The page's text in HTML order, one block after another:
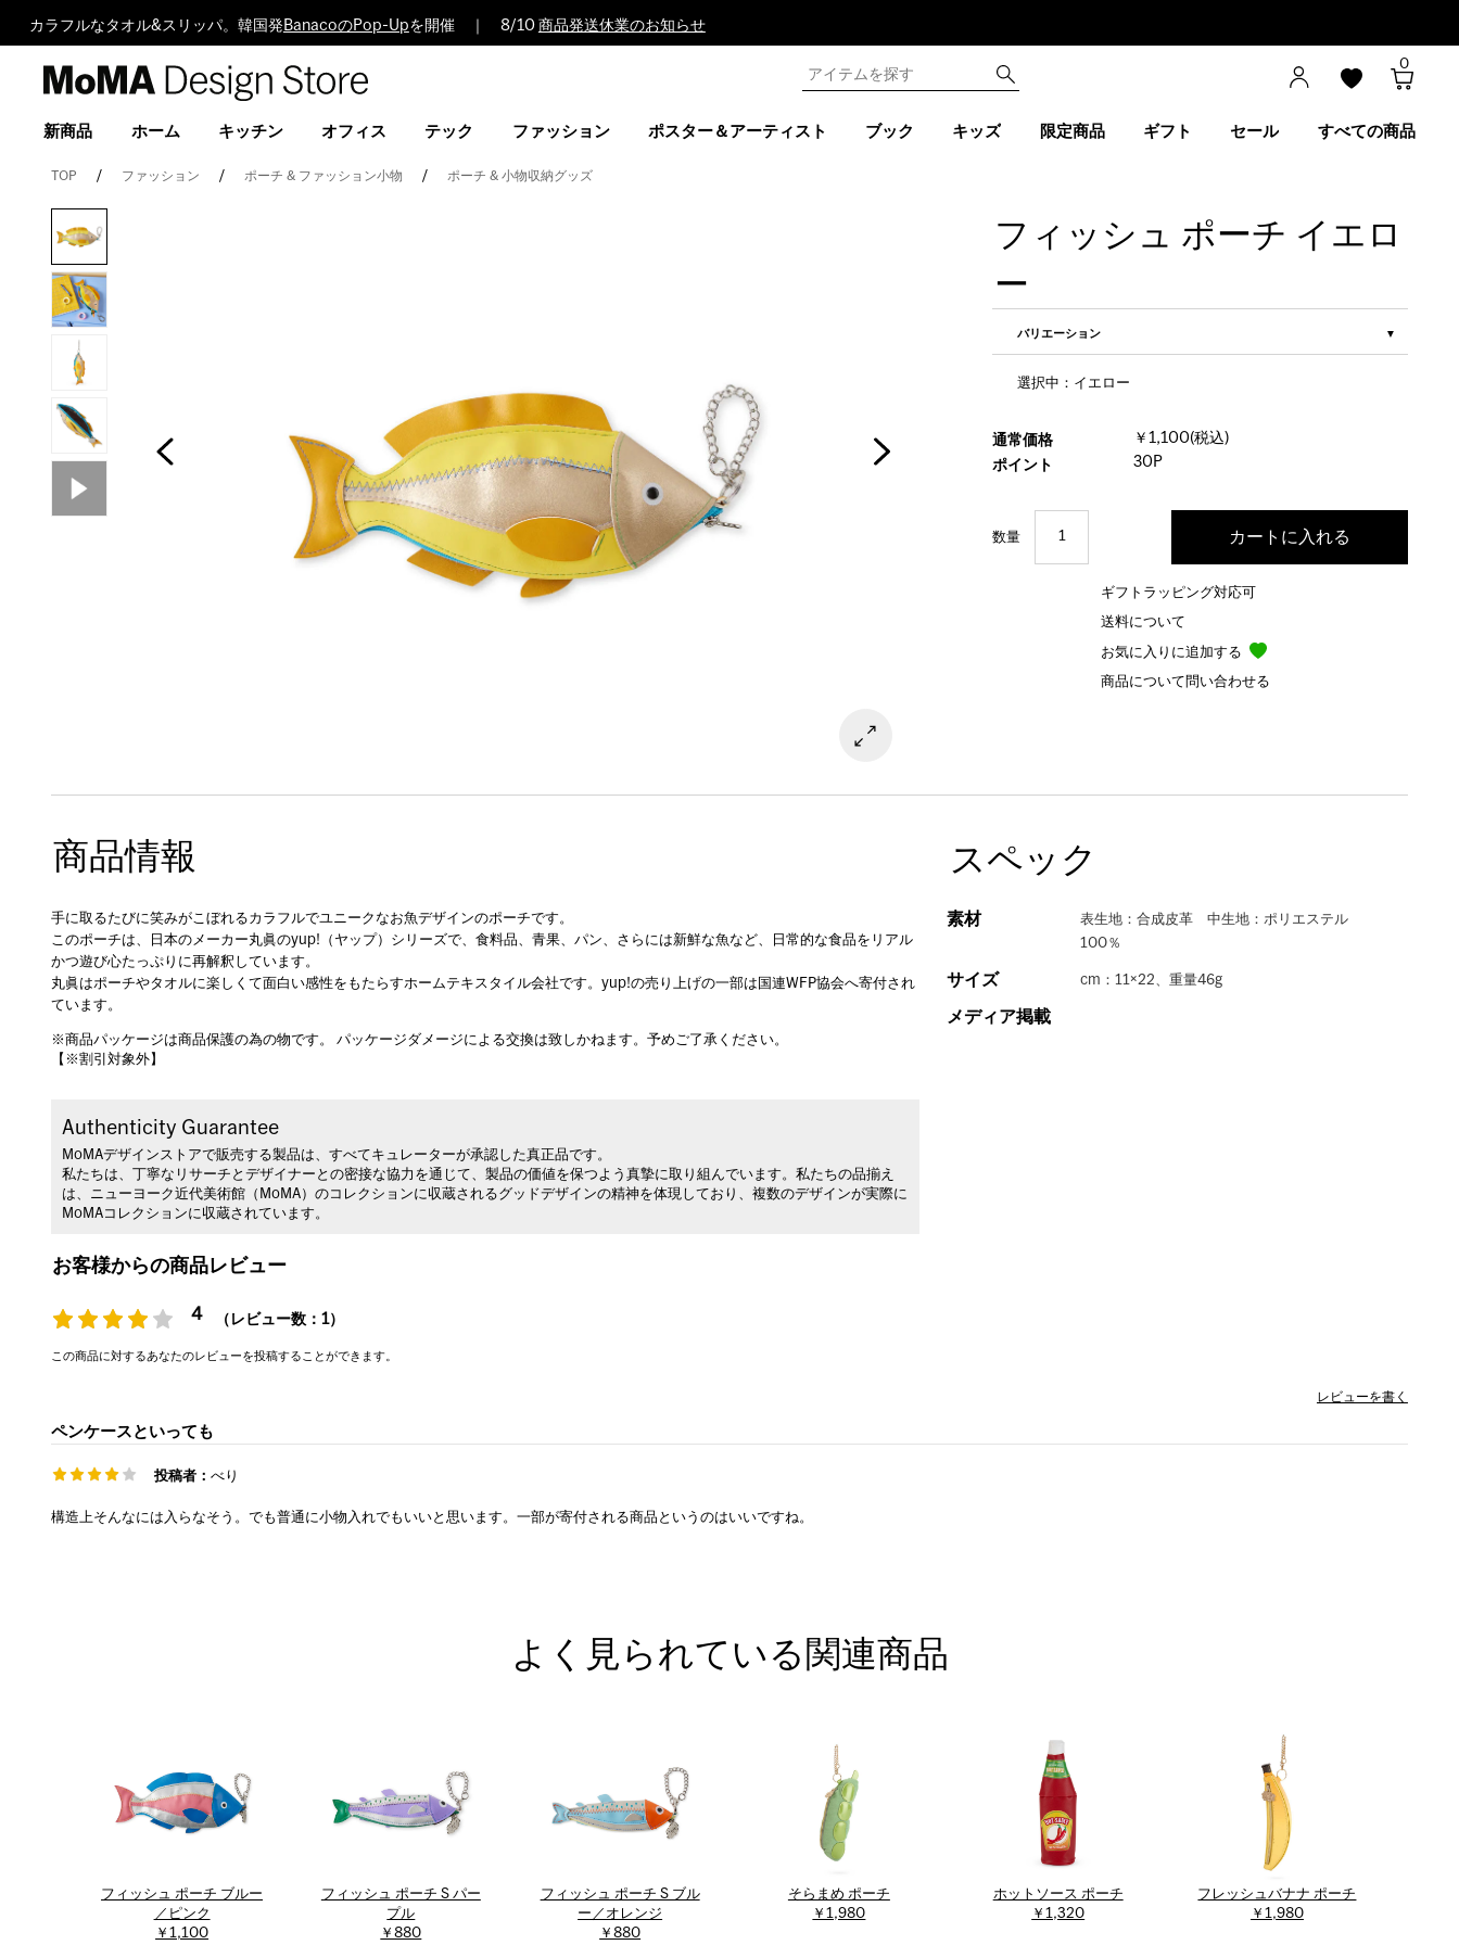
カラフルなタオル&スリッパ。韓国発 BanacoのPop-Upを開催 ｜ 8/10 商品発送休業のお知らせ
Design
0
新商品 ホーム キッチン オフィス テック ファッション ポスター＆アーティスト ブック キッズ 限定商品 ギフト セール すべての商品
TOP ファッション ポーチ & ファッション小物 ポーチ & 小物収納グッズ
フィッシュ ポーチ イエロ
ー
バリエーション
選択中：イエロー
通常価格
￥1,100(税込)
ポイント
30P
数量
ギフトラッピング対応可
送料について
お気に入りに追加する
商品について問い合わせる
商品情報
手に取るたびに笑みがこぼれるカラフルでユニークなお魚デザインのポーチです。
このポーチは、日本のメーカー丸眞のyup!（ヤップ）シリーズで、食料品、青果、パン、さらには新鮮な魚など、日常的な食品をリアル
かつ遊び心たっぷりに再解釈しています。
丸眞はポーチやタオルに楽しくて面白い感性をもたらすホームテキスタイル会社です。yup!の売り上げの一部は国連WFP協会へ寄付され
ています。
※商品パッケージは商品保護の為の物です。 パッケージダメージによる交換は致しかねます。予めご了承ください。
【※割引対象外】
Authenticity Guarantee
MoMAデザインストアで販売する製品は、すべてキュレーターが承認した真正品です。
私たちは、丁寧なリサーチとデザイナーとの密接な協力を通じて、製品の価値を保つよう真摯に取り組んでいます。私たちの品揃え
は、ニューヨーク近代美術館（MoMA）のコレクションに収蔵されるグッドデザインの精神を体現しており、複数のデザインが実際に
MoMAコレクションに収蔵されています。
スペック
素材
表生地：合成皮革 中生地：ポリエステル
100％
サイズ cm：11×22、重量46g
メディア掲載
お客様からの商品レビュー
4 （レビュー数：1）
この商品に対するあなたのレビューを投稿することができます。
レビューを書く
ペンケースといっても
投稿者：べり
構造上そんなには入らなそう。でも普通に小物入れでもいいと思います。一部が寄付される商品というのはいいですね。
よく見られている関連商品
フィッシュ ポーチ ブルー
／ピンク
￥1,100
フィッシュ ポーチ S パー
プル
￥880
フィッシュ ポーチ S ブル
ー／オレンジ
￥880
そらまめ ポーチ
￥1,980
ホットソース ポーチ
￥1,320
フレッシュバナナ ポーチ
￥1,980